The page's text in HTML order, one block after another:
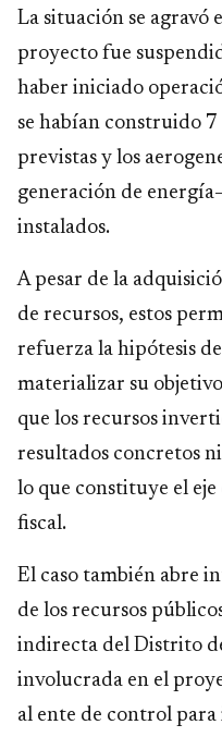
La situación se agravó
proyecto fue
haber iniciado
se habían construido
previstas y los
generación de
instalados.
A pesar de la
de recursos, estos
refuerza la hipótesis
materializar su
que los recursos
resultados concretos
lo que constituye el
fiscal.
El caso también abre
de los recursos
indirecta del Distrito
involucrada en el
al ente de control para